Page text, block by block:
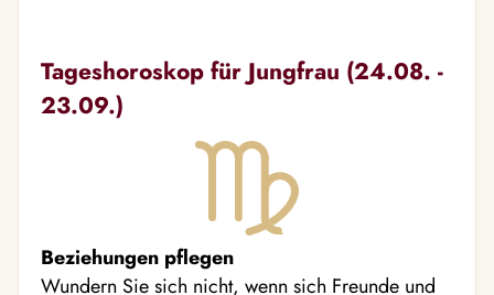
Tageshoroskop für Jungfrau (24.08. -
23.09.)
Beziehungen pflegen
Wundern Sie sich nicht, wenn sich Freunde und